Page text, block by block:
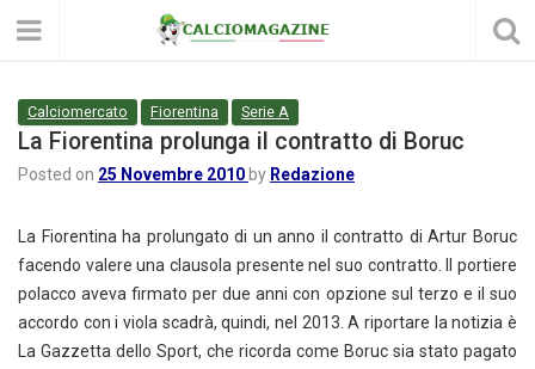
Calciomercato Fiorentina Serie A
La Fiorentina prolunga il contratto di Boruc
Posted on 25 Novembre 2010 by Redazione
La Fiorentina ha prolungato di un anno il contratto di Artur Boruc
facendo valere una clausola presente nel suo contratto. Il portiere
polacco aveva firmato per due anni con opzione sul terzo e il suo
accordo con i viola scadrà, quindi, nel 2013. A riportare la notizia è
La Gazzetta dello Sport, che ricorda come Boruc sia stato pagato